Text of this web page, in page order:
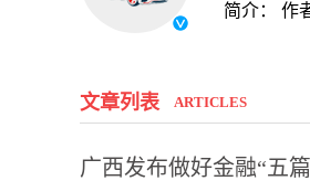
简介： 作
文章列表 ARTICLES
广西发布做好金融“五